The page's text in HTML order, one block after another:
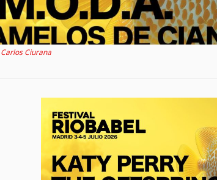
Carlos Ciurana